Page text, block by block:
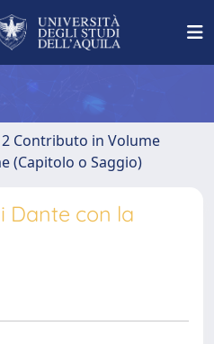
2 Contributo in Volume
(Capitolo o Saggio)
Dante con la